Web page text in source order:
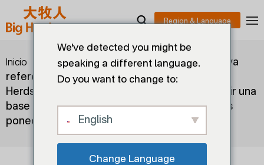
Inicio Blogs >
Surge en Sudáfrica una nueva
referencia en la cría de aves de corral Big
Herdsman se une a Marang Eggs para construir una
base innovadora y moderna de cría de gallinas
ponedoras en África
We've detected you might be
speaking a different language.
Do you want to change to:
English
Change Language